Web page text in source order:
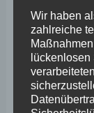
Februar 2026
Januar 2026
Dezember 2025
November 2025
Wir haben
zahlreiche